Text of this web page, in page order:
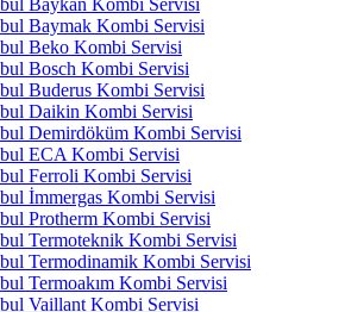
Baymak Kombi Servisi
Beko Kombi Servisi
Bosch Kombi Servisi
Buderus Kombi Servisi
Daikin Kombi Servisi
Demirdöküm Kombi Servisi
ECA Kombi Servisi
Ferroli Kombi Servisi
İmmergas Kombi Servisi
Protherm Kombi Servisi
Termoteknik Kombi Servisi
Termodinamik Kombi Servisi
Termoakım Kombi Servisi
Vaillant Kombi Servisi